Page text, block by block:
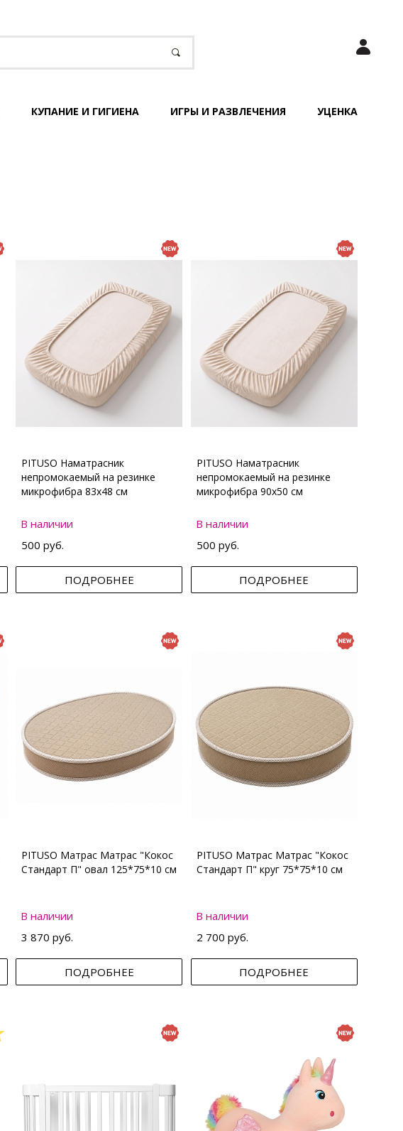
КУПАНИЕ И ГИГИЕНА ИГРЫ И РАЗВЛЕЧЕНИЯ УЦЕНКА
PITUSO Наматрасник
непромокаемый на резинке
микрофибра 83х48 см
В наличии
500 руб.
ПОДРОБНЕЕ
PITUSO Наматрасник
непромокаемый на резинке
микрофибра 90х50 см
В наличии
500 руб.
ПОДРОБНЕЕ
PITUSO Матрас Матрас "Кокос
Стандарт П" овал 125*75*10 см
В наличии
3 870 руб.
ПОДРОБНЕЕ
PITUSO Матрас Матрас "Кокос
Стандарт П" круг 75*75*10 см
В наличии
2 700 руб.
ПОДРОБНЕЕ